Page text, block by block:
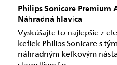
Philips Sonicare Premium
Náhradná hlavica
Vyskúšajte to najlepšie z
kefiek Philips Sonicare s
náhradným kefkovým